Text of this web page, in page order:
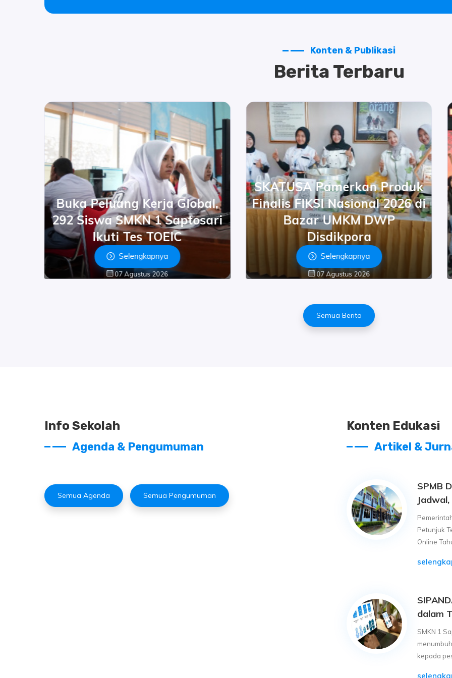
Konten & Publikasi
Berita Terbaru
Buka Peluang Kerja Global,
292 Siswa SMKN 1 Saptosari
Ikuti Tes TOEIC
Selengkapnya
07 Agustus 2026
SKATUSA Pamerkan Produk
Finalis FIKSI Nasional 2026 di
Bazar UMKM DWP
Disdikpora
Selengkapnya
07 Agustus 2026
Semua Berita
Info Sekolah
Agenda & Pengumuman
Semua Agenda Semua Pengumuman
Konten Edukasi
Artikel &
SPMB
Petunjuk
Online
dalam
SMKN 1
kepada